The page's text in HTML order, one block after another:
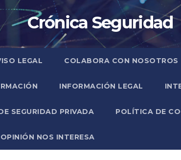
Crónica Seguridad
LEGAL COLABORA CON NOSOTROS
INFORMACIÓN LEGAL
SEGURIDAD PRIVADA POLÍTICA DE
NOS INTERESA